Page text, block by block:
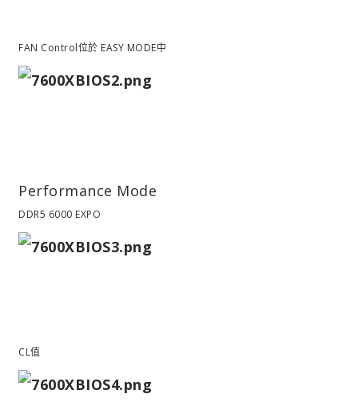
FAN Control位於 EASY MODE中
Performance Mode
DDR5 6000 EXPO
CL值